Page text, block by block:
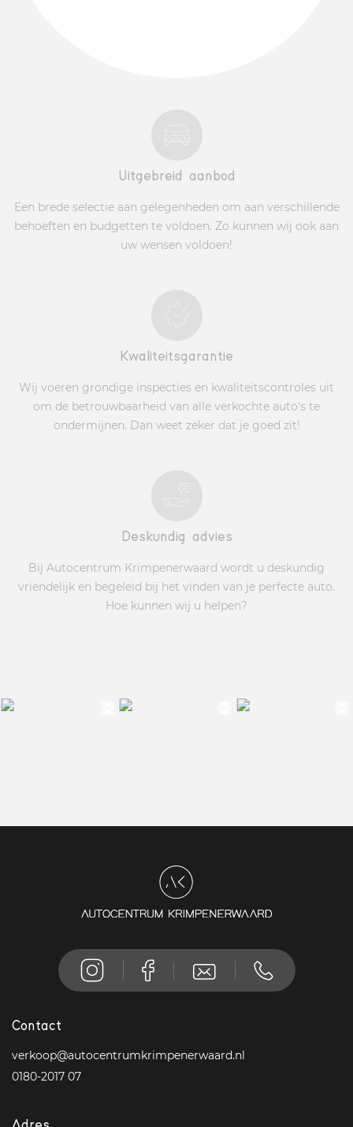
Uitgebreid aanbod
Een brede selectie aan gelegenheden om aan verschillende
behoeften en budgetten te voldoen. Zo kunnen wij ook aan
uw wensen voldoen!
Kwaliteitsgarantie
Wij voeren grondige inspecties en kwaliteitscontroles uit
om de betrouwbaarheid van alle verkochte auto's te
ondermijnen. Dan weet zeker dat je goed zit!
Deskundig advies
Bij Autocentrum Krimpenerwaard wordt u deskundig
vriendelijk en begeleid bij het vinden van je perfecte auto.
Hoe kunnen wij u helpen?
Contact
verkoop@autocentrumkrimpenerwaard.nl
0180-2017 07